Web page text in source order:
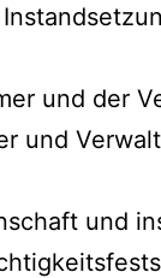
und der
und
und